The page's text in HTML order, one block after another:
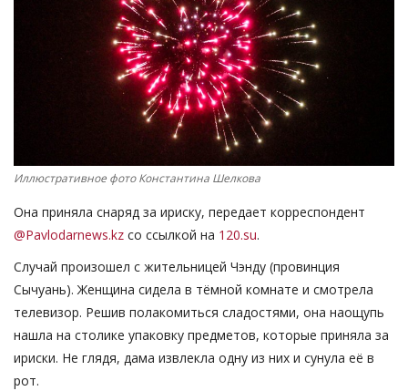
СПЕЦПРОЕКТЫ
СПОРТ
Курултай
Язык
Иллюстративное фото Константина Шелкова
Она приняла снаряд за ириску, передает корреспондент
@Pavlodarnews.kz со ссылкой на 120.su.
Случай произошел с жительницей Чэнду (провинция
Сычуань). Женщина сидела в тёмной комнате и смотрела
телевизор. Решив полакомиться сладостями, она наощупь
нашла на столике упаковку предметов, которые приняла за
ириски. Не глядя, дама извлекла одну из них и сунула её в
рот.